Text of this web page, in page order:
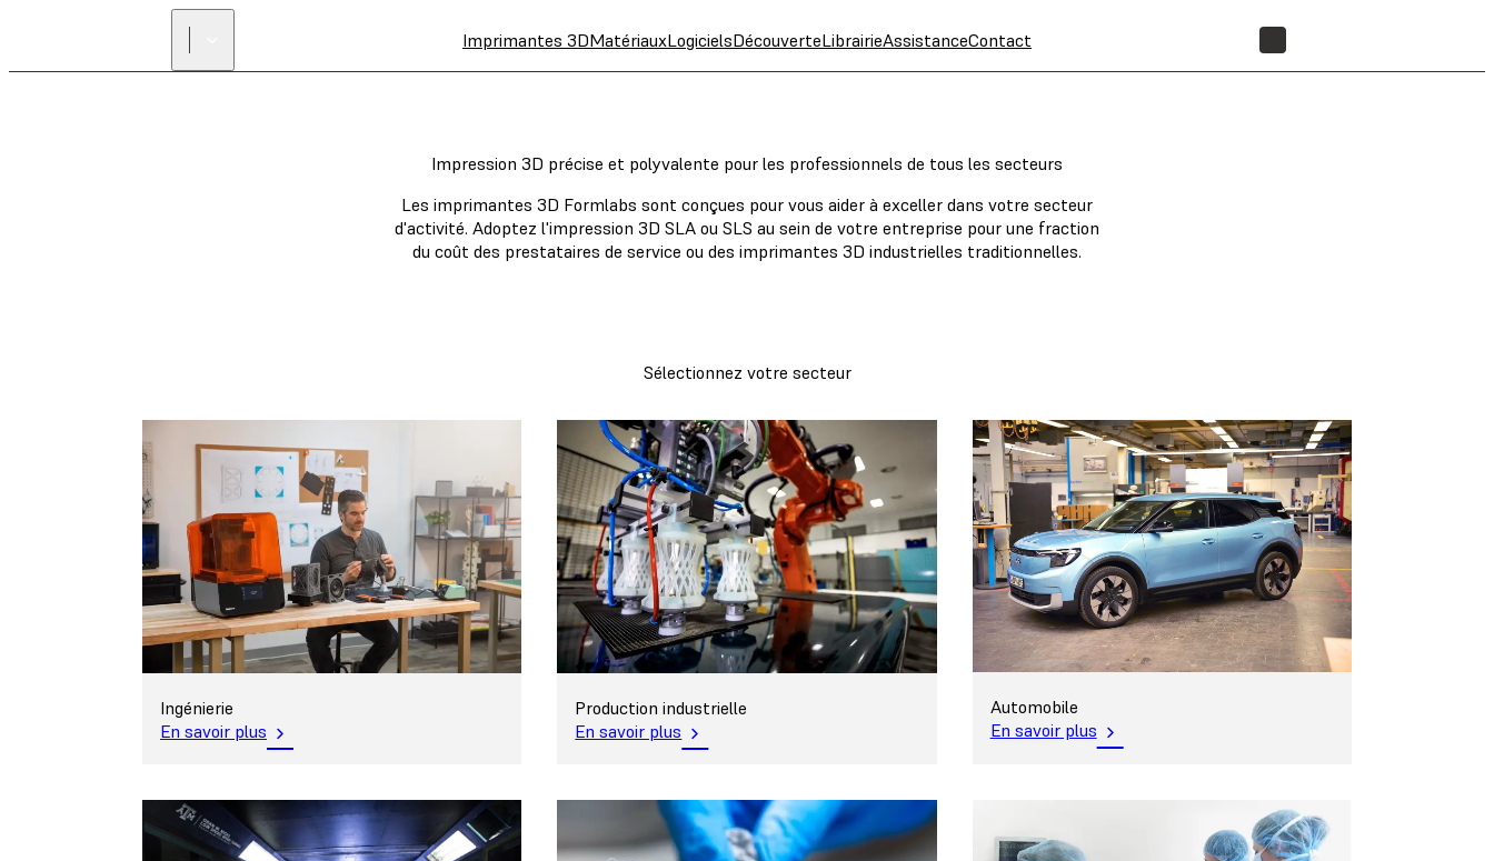
Imprimantes 3DMatériauxLogicielsDécouverteLibrairieAssistanceContact
Impression 3D précise et polyvalente pour les professionnels de tous les secteurs
Les imprimantes 3D Formlabs sont conçues pour vous aider à exceller dans votre secteur
d'activité. Adoptez l'impression 3D SLA ou SLS au sein de votre entreprise pour une fraction
du coût des prestataires de service ou des imprimantes 3D industrielles traditionnelles.
Sélectionnez votre secteur
Ingénierie
En savoir plus
Production industrielle
En savoir plus
Automobile
En savoir plus